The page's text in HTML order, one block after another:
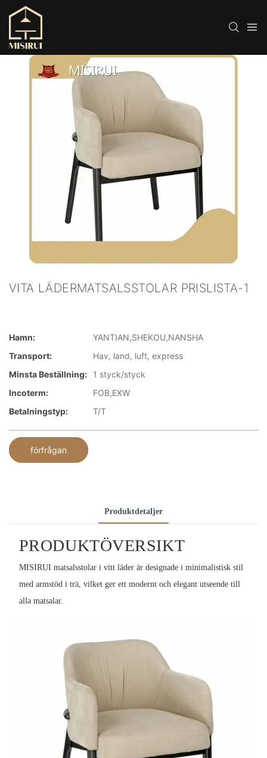
VITA LÄDERMATSALSSTOLAR PRISLISTA-1
Hamn:
YANTIAN,SHEKOU,NANSHA
Transport:
Hav, land, luft, express
Minsta Beställning:
1 styck/styck
Incoterm:
FOB,EXW
Betalningstyp:
T/T
förfrågan
Produktdetaljer
PRODUKTÖVERSIKT
MISIRUI matsalsstolar i vitt läder är designade i minimalistisk stil
med armstöd i trä, vilket ger ett modernt och elegant utseende till
alla matsalar.